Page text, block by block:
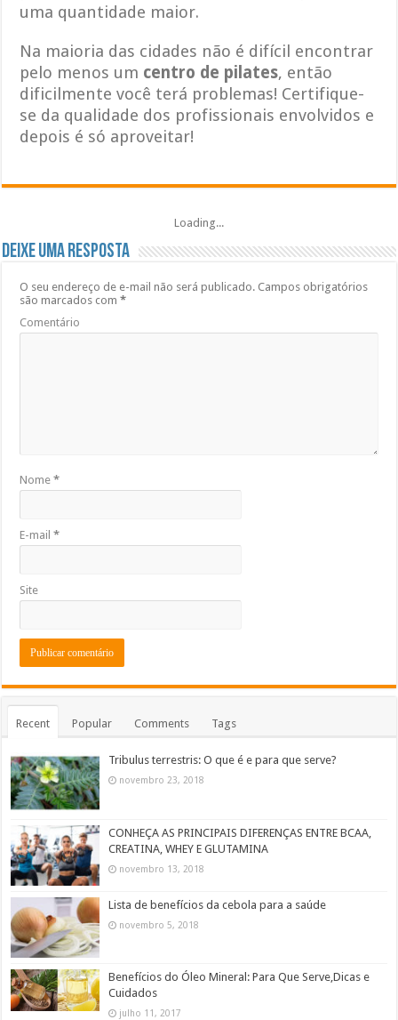
uma quantidade maior.
Na maioria das cidades não é difícil encontrar
pelo menos um centro de pilates, então
dificilmente você terá problemas! Certifique-
se da qualidade dos profissionais envolvidos e
depois é só aproveitar!
Loading...
Deixe uma resposta
O seu endereço de e-mail não será publicado. Campos obrigatórios
são marcados com*
Comentário
Nome*
E-mail*
Site
Recent Popular Comments Tags
Tribulus terrestris: O que é e para que serve?
novembro 23, 2018
CONHEÇA AS PRINCIPAIS DIFERENÇAS ENTRE BCAA,
CREATINA, WHEY E GLUTAMINA
novembro 13, 2018
Lista de benefícios da cebola para a saúde
novembro 5, 2018
Benefícios do Óleo Mineral: Para Que Serve,Dicas e
Cuidados
julho 11, 2017